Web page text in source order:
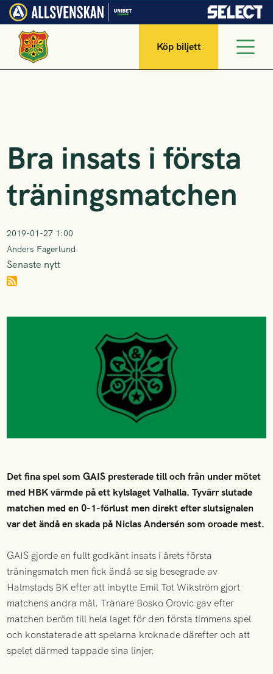
Köp biljett
Bra insats i första
träningsmatchen
2019-01-27 1:00
Anders Fagerlund
Senaste nytt
Det fina spel som GAIS presterade till och från under mötet
med HBK värmde på ett kylslaget Valhalla. Tyvärr slutade
matchen med en 0-1-förlust men direkt efter slutsignalen
var det ändå en skada på Niclas Andersén som oroade mest.
GAIS gjorde en fullt godkänt insats i årets första
träningsmatch men fick ändå se sig besegrade av
Halmstads BK efter att inbytte Emil Tot Wikström gjort
matchens andra mål. Tränare Bosko Orovic gav efter
matchen beröm till hela laget för den första timmens spel
och konstaterade att spelarna kroknade därefter och att
spelet därmed tappade sina linjer.